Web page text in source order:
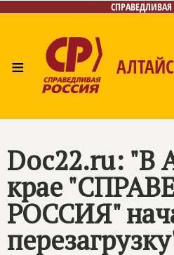
СПРАВЕДЛИВАЯ
≡
Doc22.ru: "В
крае
РОССИЯ"